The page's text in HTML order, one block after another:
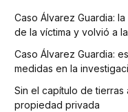
Caso Álvarez Guardia:
de la víctima y volvió a
Caso Álvarez Guardia:
medidas en la
Sin el capítulo de
propiedad privada